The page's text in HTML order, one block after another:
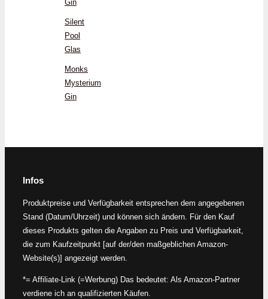
Gin
Silent
Pool
Glas
Monks
Mysterium
Gin
Infos
Produktpreise und Verfügbarkeit entsprechen dem angegebenen
Stand (Datum/Uhrzeit) und können sich ändern. Für den Kauf
dieses Produkts gelten die Angaben zu Preis und Verfügbarkeit,
die zum Kaufzeitpunkt [auf der/den maßgeblichen Amazon-
Website(s)] angezeigt werden.
*= Affiliate-Link (=Werbung) Das bedeutet: Als Amazon-Partner
verdiene ich an qualifizierten Käufen.